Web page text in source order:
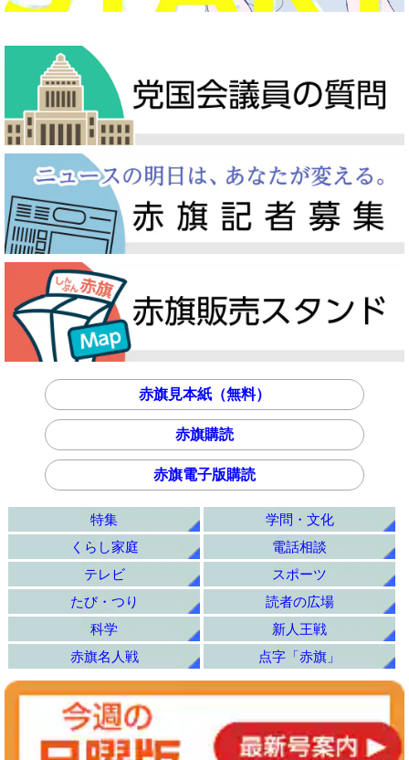
赤旗見本紙（無料）
赤旗購読
赤旗電子版購読
特集
学問・文化
くらし家庭
電話相談
テレビ
スポーツ
たび・つり
読者の広場
科学
新人王戦
赤旗名人戦
点字「赤旗」